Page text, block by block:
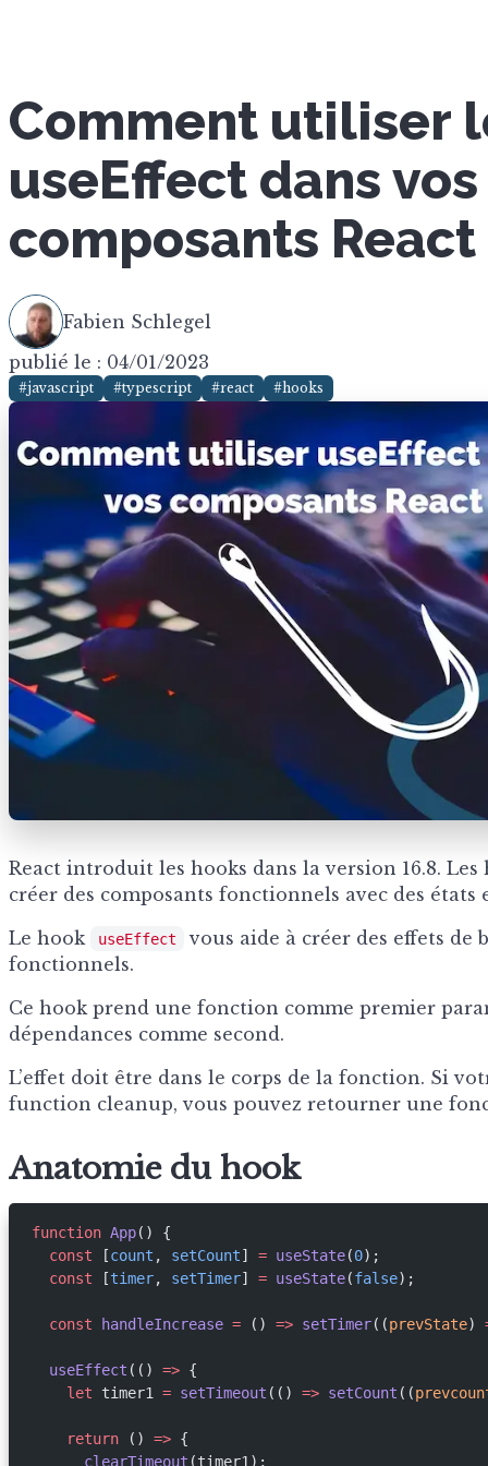
Comment utiliser
useEffect dans vos
composants React
Fabien Schlegel
publié le : 04/01/2023
#javascript #typescript #react #hooks
React introduit les hooks dans la version 16.8.
créer des composants fonctionnels avec des états
Le hook
useEffect
vous aide à créer des effets de
fonctionnels.
Ce hook prend une fonction comme premier
dépendances comme second.
L’effet doit être dans le corps de la fonction. Si
function cleanup, vous pouvez retourner une
Anatomie du hook
function App() {
  const
[count , setCount] = useState(0);
  const
[timer, setTimer] = useState(false);
  const
handleIncrease = () => setTimer((prevState)
  useEffect
(() => {
    let
timer1 = setTimeout (() => setCount ((
    return
() => {
      clearTimeout
(timer1);